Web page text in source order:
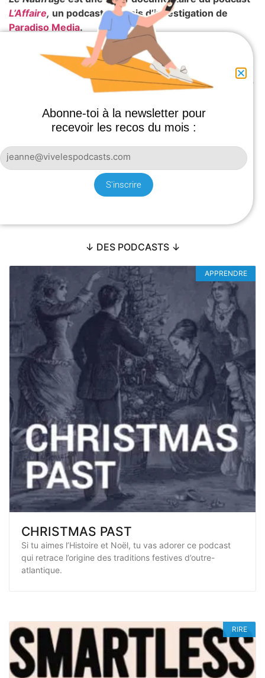
L’Affaire, un podcast français d’investigation de
Paradiso Media.
Cet article t’a plu ? Tu veux rejoindre la
communauté et découvrir chaque mois nos
podcasts “coup de cœur”, nos derniers
articles et nos news sur le podcast ?
Inscris-toi à notre newsletter !
↓ DES PODCASTS ↓
APPRENDRE
CHRISTMAS PAST
Si tu aimes l’Histoire et Noël, tu vas adorer ce podcast
qui retrace l’origine des traditions festives d’outre-
atlantique.
RIRE
Abonne-toi à la newsletter pour
recevoir les recos du mois :
S'inscrire